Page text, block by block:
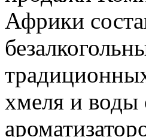
Африки
хмеля и воды